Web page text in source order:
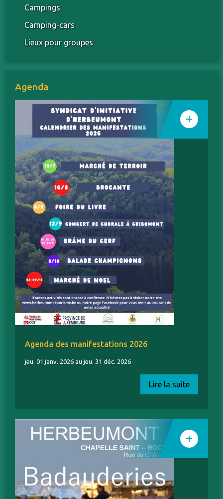
Campings
Camping-cars
Lieux pour groupes
Agenda
Agenda des manifestations 2026
jeu. 01 janv. 2026 au jeu. 31 déc. 2026
Lire la suite